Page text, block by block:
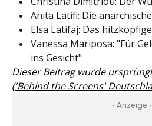
Anita Latifi: Die
Elsa Latifaj: Das
Vanessa Mariposa: "Für
ins Gesicht"
Dieser Beitrag wurde
('Behind the Screens'
- Anzeige -